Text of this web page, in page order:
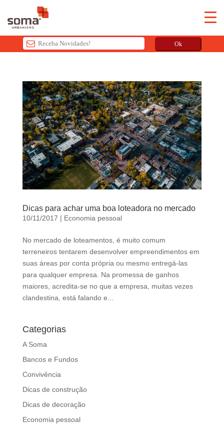
Ok
i
s
f
i
e
l
d
s
h
u
l
b
e
l
e
f
t
a
n
k
Dicas para achar uma boa loteadora no mercado
10/11/2017 | Economia pessoal
No mercado de loteamentos, é muito comum
terreneiros tentarem desenvolver empreendimentos em
suas áreas por conta própria ou mesmo entregá-las
para qualquer empresa. Na promessa de ganhos
maiores, acredita-se no que a empresa, muitas vezes
clandestina, está falando e...
Categorias
A Soma
Bancos e Fundos
Convivência
Dicas de construção
Dicas de decoração
Economia pessoal